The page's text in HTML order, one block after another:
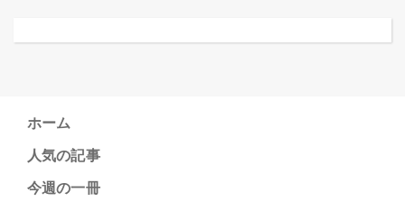
ホーム
人気の記事
今週の一冊